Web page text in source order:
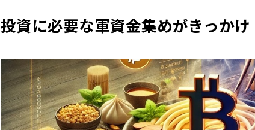
投資に必要な軍資金集めがきっかけ